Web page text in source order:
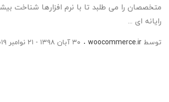
متخصصان را می طلبد تا با نرم افزارها شناخت
رایانه ای ...
توسط woocommerce.ir ۳۰ آبان ۱۳۹۸ - ۲۱ نوامبر ۲۰۱۹